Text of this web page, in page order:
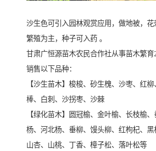
沙生色可引入园林观赏应用，做地被，
繁殖为主，种子可入药 。
甘肃广恒源苗木农民合作社从事苗木繁育
销售以下品种：
【沙生苗木】梭梭、砂生槐、沙枣、红
棒、白刺、沙拐枣、沙棘
【绿化苗木】圆冠榆、金叶榆、长枝榆
杨、河北杨、垂柳、馒头柳、红枸杞、黑
山杏、山桃、丁香、樟子松、落叶松等